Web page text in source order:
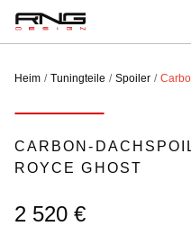
Heim Tuningteile Spoiler
CARBON-
ROYCE GHOST
2 520 €